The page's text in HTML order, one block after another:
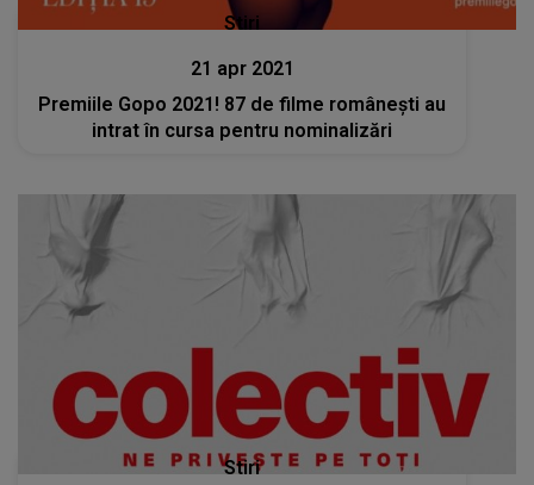
Stiri
21 apr 2021
Premiile Gopo 2021! 87 de filme românești au
intrat în cursa pentru nominalizări
Stiri